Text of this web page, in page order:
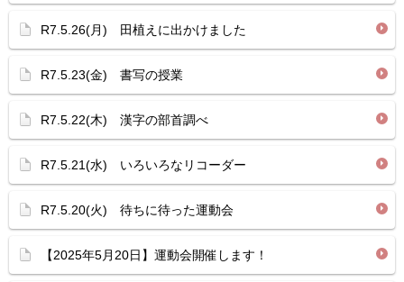
R7.5.26(月) 田植えに出かけました
R7.5.23(金) 書写の授業
R7.5.22(木) 漢字の部首調べ
R7.5.21(水) いろいろなリコーダー
R7.5.20(火) 待ちに待った運動会
【2025年5月20日】運動会開催します！